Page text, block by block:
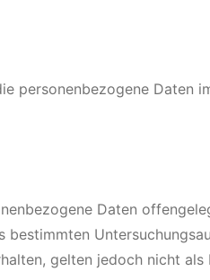
personenbezogene Daten
Daten
bestimmten
gelten jedoch nicht als